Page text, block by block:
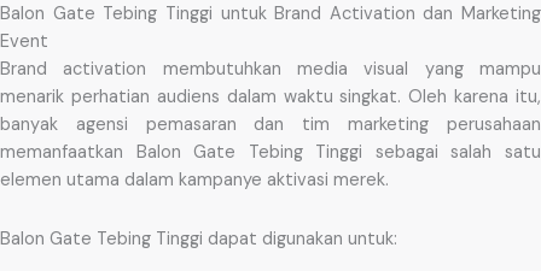
Balon Gate Tebing Tinggi untuk Brand Activation dan Marketing
Event
Brand activation membutuhkan media visual yang mampu
menarik perhatian audiens dalam waktu singkat. Oleh karena itu,
banyak agensi pemasaran dan tim marketing perusahaan
memanfaatkan Balon Gate Tebing Tinggi sebagai salah satu
elemen utama dalam kampanye aktivasi merek.
Balon Gate Tebing Tinggi dapat digunakan untuk: